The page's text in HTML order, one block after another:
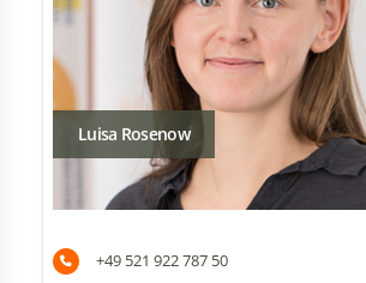
Luisa Rosenow
+49 521 922 787 50